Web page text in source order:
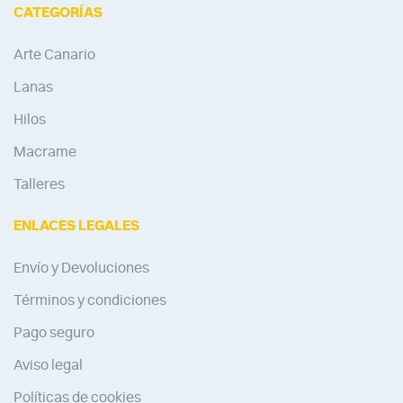
CATEGORÍAS
Arte Canario
Lanas
Hilos
Macrame
Talleres
ENLACES LEGALES
Envío y Devoluciones
Términos y condiciones
Pago seguro
Aviso legal
Políticas de cookies